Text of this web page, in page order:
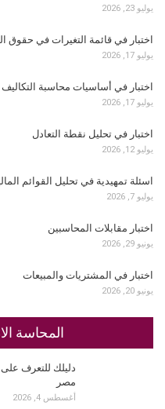
يوليو 23, 2026
اختبار في قائمة التغيرات في حقوق
يوليو 17, 2026
اختبار في أساسيات محاسبة التكاليف
يوليو 17, 2026
اختبار في تحليل نقطة التعادل
يوليو 12, 2026
اسئلة تمهيدية في تحليل القوائم
يوليو 7, 2026
اختبار مقابلات المحاسبين
يونيو 29, 2026
اختبار في المشتريات والمبيعات
يونيو 20, 2026
المحاسة
دليلك للتعرف
مصر
أغسطس 4, 2026